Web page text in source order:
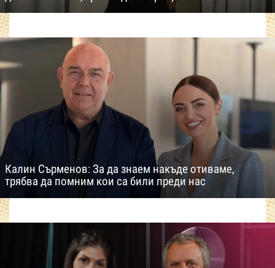
Калин Сърменов: За да знаем накъде отиваме,
трябва да помним кои са били преди нас